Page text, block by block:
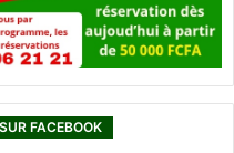
FACEBOOK